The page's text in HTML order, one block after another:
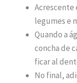
Acrescente
legumes e
Quando a
concha de
ficar al
No final,